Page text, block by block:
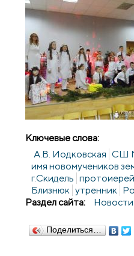
Ключевые слова:
А.В. Иодковская СШ
имя новомучеников
г.Скидель
Близнюк утренник
Раздел сайта:
Новости
Поделиться…